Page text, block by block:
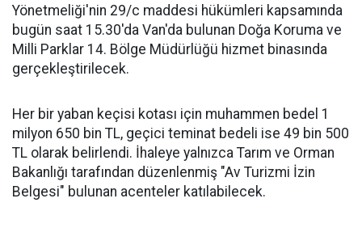
Yönetmeliği'nin 29/c maddesi hükümleri kapsamında
bugün saat 15.30'da Van'da bulunan Doğa Koruma ve
Milli Parklar 14. Bölge Müdürlüğü hizmet binasında
gerçekleştirilecek.
Her bir yaban keçisi kotası için muhammen bedel 1
milyon 650 bin TL, geçici teminat bedeli ise 49 bin 500
TL olarak belirlendi. İhaleye yalnızca Tarım ve Orman
Bakanlığı tarafından düzenlenmiş "Av Turizmi İzin
Belgesi" bulunan acenteler katılabilecek.